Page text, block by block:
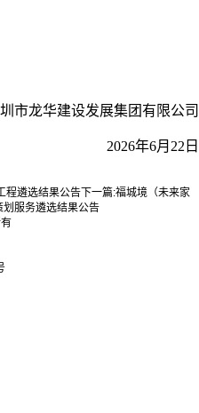
市龙华建设发展集团有限公司
2026年6月22日
程遴选结果公告下一篇:福城境（未来家
服务遴选结果公告